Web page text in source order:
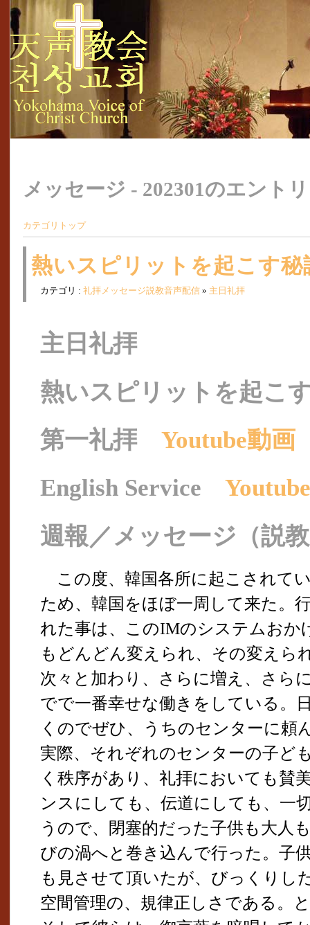
メッセージ - 202301のエントリ
カテゴリトップ
熱いスピリットを起こす
カテゴリ : 礼拝メッセージ説教音声配信 » 主日礼拝
主日礼拝
熱いスピリットを起こ
第一礼拝 Youtube動画
English Service
週報／メッセージ（説
この度、韓国各所に起こされて
ため、韓国をほぼ一周して来た。
れた事は、このIMのシステムおか
もどんどん変えられ、その変えら
次々と加わり、さらに増え、さら
でで一番幸せな働きをしている。
くのでぜひ、うちのセンターに頼
実際、それぞれのセンターの子ど
く秩序があり、礼拝においても賛
ンスにしても、伝道にしても、一
うので、閉塞的だった子供も大人
びの渦へと巻き込んで行った。子
も見させて頂いたが、びっくりし
空間管理の、規律正しさである。